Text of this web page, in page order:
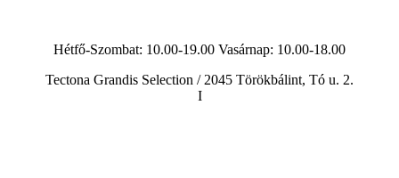
Hétfő-Szombat: 10.00-19.00 Vasárnap: 10.00-18.00
Tectona Grandis Selection / 2045 Törökbálint, Tó u. 2.
I